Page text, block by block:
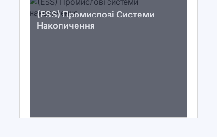
(ESS) Промислові Системи
Накопичення